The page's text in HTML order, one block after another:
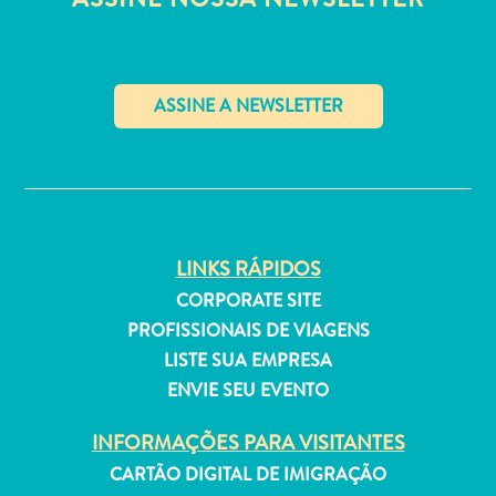
LINKS RÁPIDOS
CORPORATE SITE
PROFISSIONAIS DE VIAGENS
LISTE SUA EMPRESA
ENVIE SEU EVENTO
INFORMAÇÕES PARA VISITANTES
CARTÃO DIGITAL DE IMIGRAÇÃO